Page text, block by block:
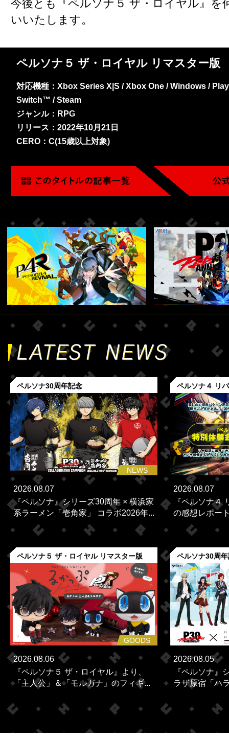
今後とも『ペルソナ５ ザ・ロイヤル』を
いいたします。
ペルソナ５ ザ・ロイヤル リマスター版
対応機種：Xbox Series X|S / Xbox One / Windows /
Switch™ / Steam
ジャンル：RPG
リリース：2022年10月21日
CERO：C(15歳以上対象)
ペルソナ30周年記念
NEWS
2026.08.07
『ペルソナ』シリーズ30周年 × 横浜家
系ラーメン「壱角家」 コラボ2026年...
ペルソナ４ リ
2026.08.07
『ペルソナ４
の感想レポー
ペルソナ５ ザ・ロイヤル リマスター版
GOODS
2026.08.06
『ペルソナ５ ザ・ロイヤル』より、
「主人公」＆「モルガナ」のフィギ...
ペルソナ30周
2026.08.05
『ペルソナ』
ラザ原宿「ハ